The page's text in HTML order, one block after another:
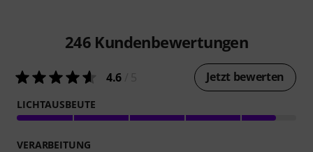
246 Kundenbewertungen
4.6 Jetzt bewerten
LICHTAUSBEUTE
VERARBEITUNG